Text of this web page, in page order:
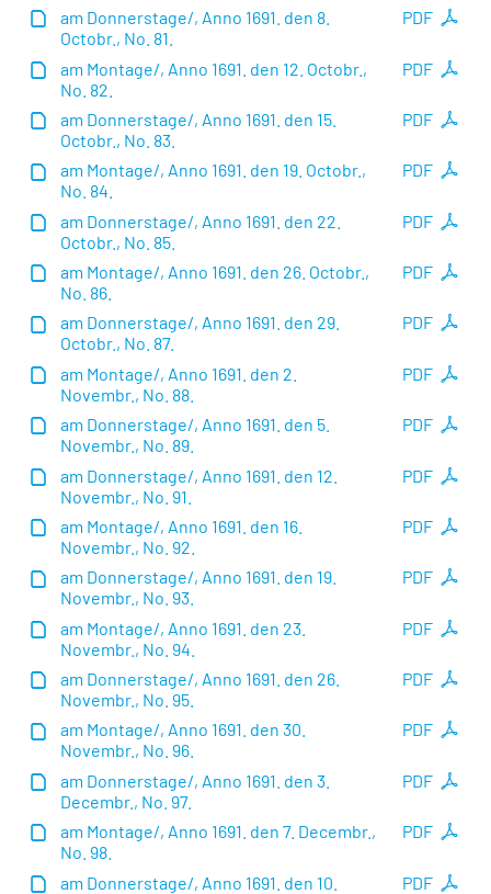
PDF
am Donnerstage/, Anno 1691. den 8.
Octobr., No. 81.
PDF
am Montage/, Anno 1691. den 12. Octobr.,
No. 82.
PDF
am Donnerstage/, Anno 1691. den 15.
Octobr., No. 83.
PDF
am Montage/, Anno 1691. den 19. Octobr.,
No. 84.
PDF
am Donnerstage/, Anno 1691. den 22.
Octobr., No. 85.
PDF
am Montage/, Anno 1691. den 26. Octobr.,
No. 86.
PDF
am Donnerstage/, Anno 1691. den 29.
Octobr., No. 87.
PDF
am Montage/, Anno 1691. den 2.
Novembr., No. 88.
PDF
am Donnerstage/, Anno 1691. den 5.
Novembr., No. 89.
PDF
am Donnerstage/, Anno 1691. den 12.
Novembr., No. 91.
PDF
am Montage/, Anno 1691. den 16.
Novembr., No. 92.
PDF
am Donnerstage/, Anno 1691. den 19.
Novembr., No. 93.
PDF
am Montage/, Anno 1691. den 23.
Novembr., No. 94.
PDF
am Donnerstage/, Anno 1691. den 26.
Novembr., No. 95.
PDF
am Montage/, Anno 1691. den 30.
Novembr., No. 96.
PDF
am Donnerstage/, Anno 1691. den 3.
Decembr., No. 97.
PDF
am Montage/, Anno 1691. den 7. Decembr.,
No. 98.
PDF
am Donnerstage/, Anno 1691. den 10.